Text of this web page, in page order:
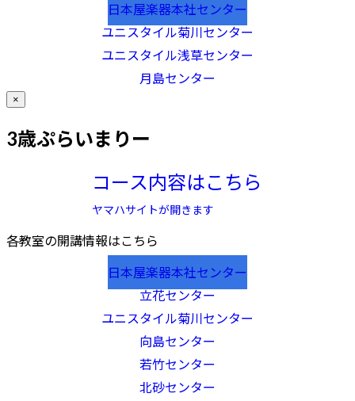
日本屋楽器本社センター
ユニスタイル菊川センター
ユニスタイル浅草センター
月島センター
×
3歳ぷらいまりー
コース内容はこちら
ヤマハサイトが開きます
各教室の開講情報はこちら
日本屋楽器本社センター
立花センター
ユニスタイル菊川センター
向島センター
若竹センター
北砂センター